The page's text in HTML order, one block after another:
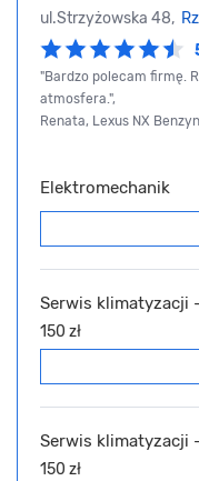
ul.Strzyżowska 48,
"Bardzo polecam firmę.
atmosfera.",
Renata, Lexus NX
Elektromechanik
Serwis klimatyzacji
150 zł
Serwis klimatyzacji
150 zł